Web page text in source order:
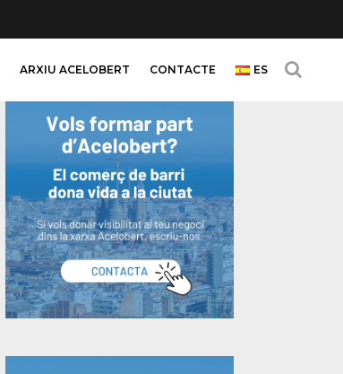
ARXIU ACELOBERT CONTACTE ES